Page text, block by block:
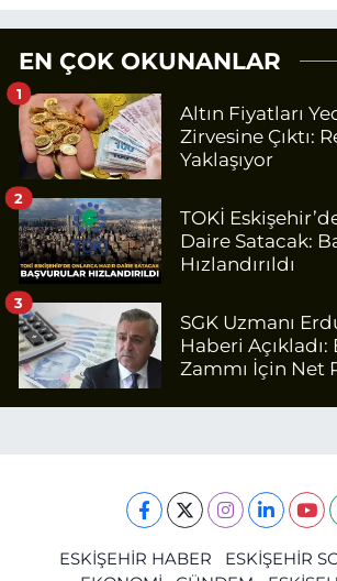
EN ÇOK OKUNANLAR
Altın Fiyatları
Zirvesine Çıktı:
Yaklaşıyor
1
TOKİ
Daire Satacak:
Hızlandırıldı
2
SGK Uzmanı
Haberi
Zammı İçin Net
3
ESKİŞEHİR HABER
ESKİŞEHİR